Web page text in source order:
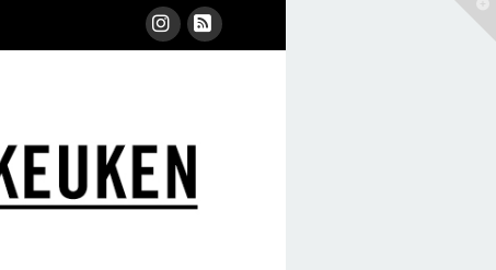
Instagram
RSS